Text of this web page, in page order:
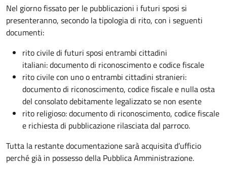
Nel giorno fissato per le pubblicazioni i futuri sposi si
presenteranno, secondo la tipologia di rito, con i seguenti
documenti:
rito civile di futuri sposi entrambi cittadini
italiani: documento di riconoscimento e codice fiscale
rito civile con uno o entrambi cittadini stranieri:
documento di riconoscimento, codice fiscale e nulla osta
del consolato debitamente legalizzato se non esente
rito religioso: documento di riconoscimento, codice fiscale
e richiesta di pubblicazione rilasciata dal parroco.
Tutta la restante documentazione sarà acquisita d’ufficio
perché già in possesso della Pubblica Amministrazione.